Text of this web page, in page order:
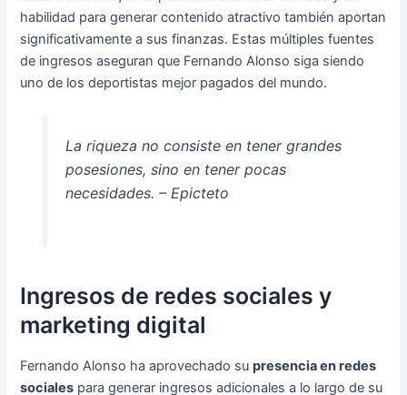
habilidad para generar contenido atractivo también aportan
significativamente a sus finanzas. Estas múltiples fuentes
de ingresos aseguran que Fernando Alonso siga siendo
uno de los deportistas mejor pagados del mundo.
La riqueza no consiste en tener grandes
posesiones, sino en tener pocas
necesidades. – Epicteto
Ingresos de redes sociales y
marketing digital
Fernando Alonso ha aprovechado supresencia en redes
sociales para generar ingresos adicionales a lo largo de su